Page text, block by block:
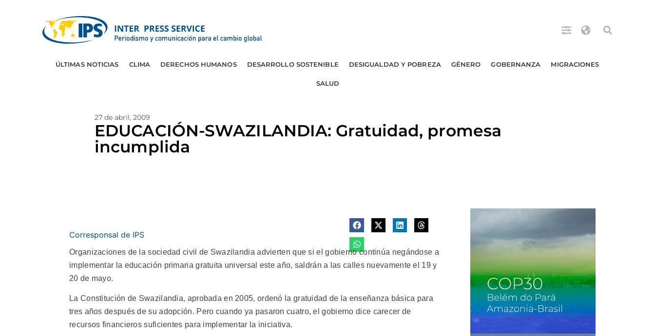
ÚLTIMAS NOTICIAS CLIMA DERECHOS HUMANOS DESARROLLO SOSTENIBLE DESIGUALDAD Y POBREZA GÉNERO GOBERNANZA MIGRACIONES
SALUD
27 de abril, 2009
EDUCACIÓN-SWAZILANDIA: Gratuidad, promesa
incumplida
Corresponsal de IPS
Organizaciones de la sociedad civil de Swazilandia advierten que si el gobierno continúa negándose a
implementar la educación primaria gratuita universal este año, saldrán a las calles nuevamente el 19 y
20 de mayo.
La Constitución de Swazilandia, aprobada en 2005, ordenó la gratuidad de la enseñanza básica para
tres años después de su adopción. Pero cuando ya pasaron cuatro, el gobierno dice carecer de
recursos financieros suficientes para implementar la iniciativa.